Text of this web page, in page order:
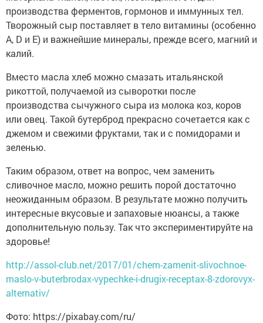
производства ферментов, гормонов и иммунных тел.
Творожный сыр поставляет в тело витамины (особенно
А, D и Е) и важнейшие минералы, прежде всего, магний и
калий.
Вместо масла хлеб можно смазать итальянской
рикоттой, получаемой из сыворотки после
производства сычужного сыра из молока коз, коров
или овец. Такой бутерброд прекрасно сочетается как с
джемом и свежими фруктами, так и с помидорами и
зеленью.
Таким образом, ответ на вопрос, чем заменить
сливочное масло, можно решить порой достаточно
неожиданным образом. В результате можно получить
интересные вкусовые и запаховые нюансы, а также
дополнительную пользу. Так что экспериментируйте на
здоровье!
http://assol-club.net/2017/01/chem-zamenit-slivochnoe-
maslo-v-buterbrodax-vypechke-i-drugix-receptax-8-zdorovyx-
alternativ/
Фото: https://pixabay.com/ru/